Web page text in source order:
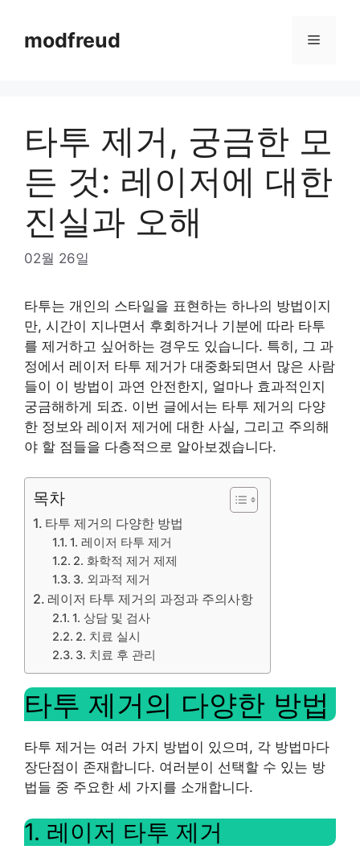
contentmodfreud Menu
타투 제거, 궁금한 모
든 것: 레이저에 대한
진실과 오해
02월 26일
타투는 개인의 스타일을 표현하는 하나의 방법이지
만, 시간이 지나면서 후회하거나 기분에 따라 타투
를 제거하고 싶어하는 경우도 있습니다. 특히, 그 과
정에서 레이저 타투 제거가 대중화되면서 많은 사람
들이 이 방법이 과연 안전한지, 얼마나 효과적인지
궁금해하게 되죠. 이번 글에서는 타투 제거의 다양
한 정보와 레이저 제거에 대한 사실, 그리고 주의해
야 할 점들을 다층적으로 알아보겠습니다.
목차
타투 제거의 다양한 방법
1. 레이저 타투 제거
2. 화학적 제거 제제
3. 외과적 제거
레이저 타투 제거의 과정과 주의사항
1. 상담 및 검사
2. 치료 실시
3. 치료 후 관리
타투 제거의 다양한 방법
타투 제거는 여러 가지 방법이 있으며, 각 방법마다
장단점이 존재합니다. 여러분이 선택할 수 있는 방
법들 중 주요한 세 가지를 소개합니다.
1. 레이저 타투 제거